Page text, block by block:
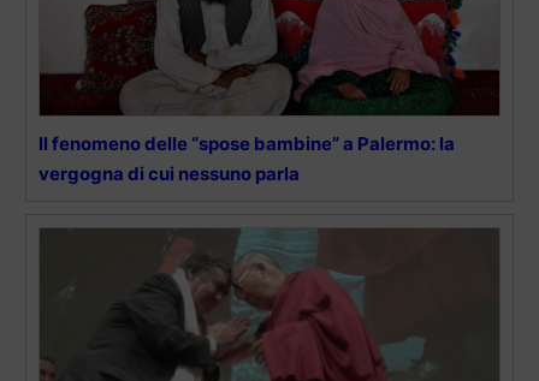
Il fenomeno delle “spose bambine” a Palermo: la
vergogna di cui nessuno parla